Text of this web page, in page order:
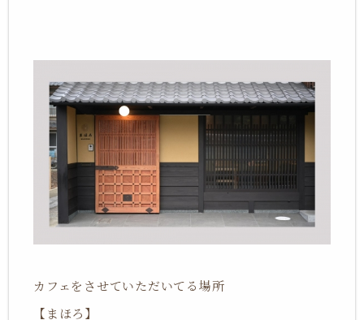
カフェをさせていただいてる場所
【まほろ】